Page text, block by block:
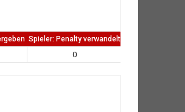
Spieler: Penalty verwandelt
0